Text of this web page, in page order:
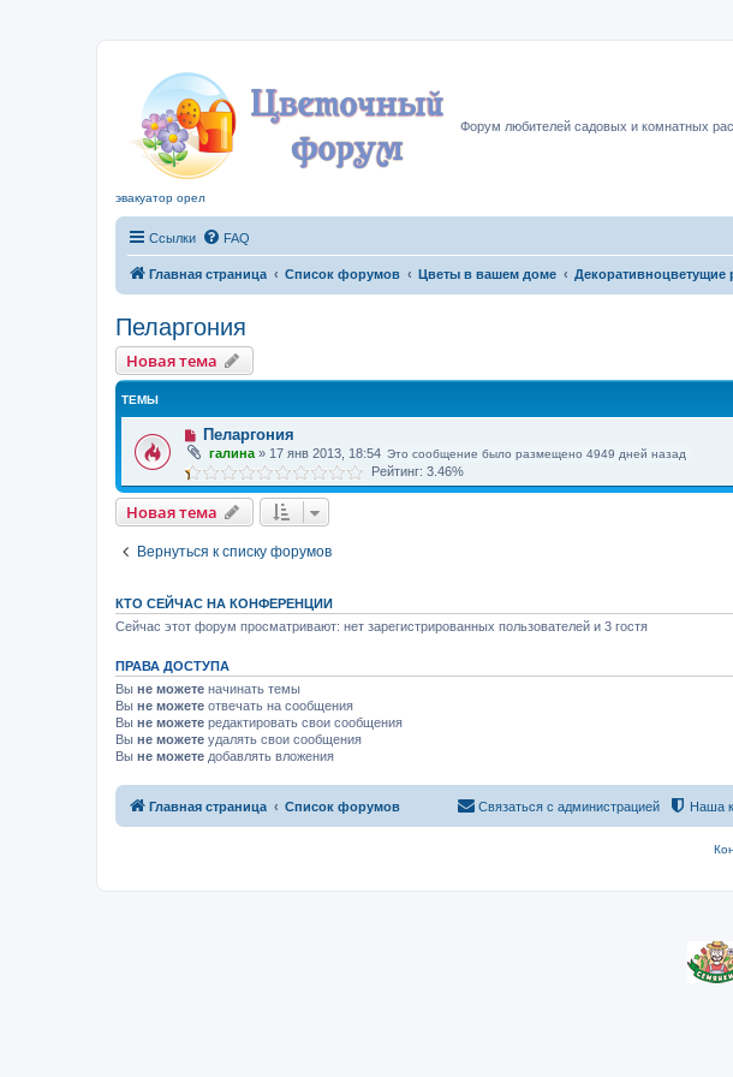
Форум любителей садовых и комнатных
эвакуатор орел
Ссылки FAQ
Главная страница Список форумов Цветы в вашем доме Декоративноцветущие
Пеларгония
Новая тема
ТЕМЫ
Пеларгония
галина » 17 янв 2013, 18:54 Это сообщение было размещено 4949 дней назад
Рейтинг: 3.46%
Новая тема
Вернуться к списку форумов
КТО СЕЙЧАС НА КОНФЕРЕНЦИИ
Сейчас этот форум просматривают: нет зарегистрированных пользователей и 3 гостя
ПРАВА ДОСТУПА
Вы не можете начинать темы
Вы не можете отвечать на сообщения
Вы не можете редактировать свои сообщения
Вы не можете удалять свои сообщения
Вы не можете добавлять вложения
Главная страница Список форумов Наша
Связаться с администрацией